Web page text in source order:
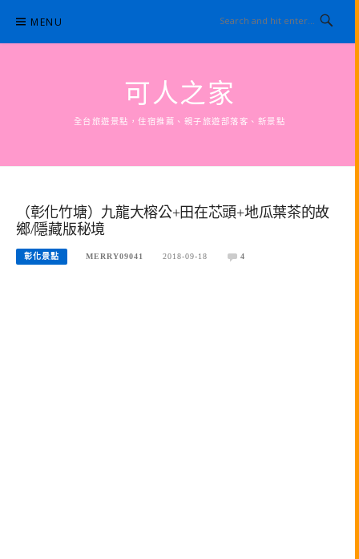
content
MENU
可人之家
全台旅遊景點，住宿推薦、親子旅遊部落客、新景點
（彰化竹塘）九龍大榕公+田在芯頭+地瓜葉茶的故
鄉/隱藏版秘境
彰化景點 MERRY09041 2018-09-18 4